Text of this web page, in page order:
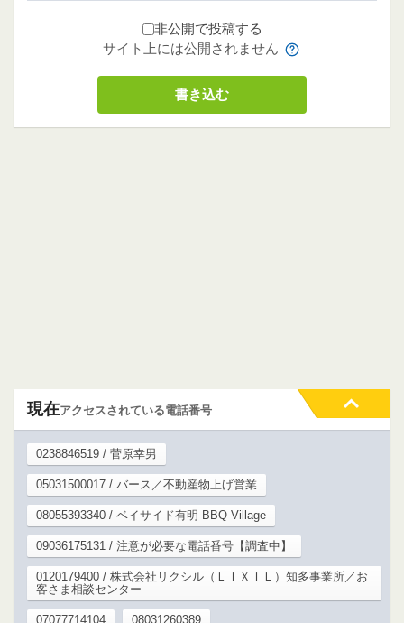
非公開で投稿する
サイト上には公開されません
現在アクセスされている電話番号
0238846519 / 菅原幸男
05031500017 / バース／不動産物上げ営業
08055393340 / ベイサイド有明 BBQ Village
09036175131 / 注意が必要な電話番号【調査中】
0120179400 / 株式会社リクシル（ＬＩＸＩＬ）知多事業所／お
客さま相談センター
07077714104 08031260389